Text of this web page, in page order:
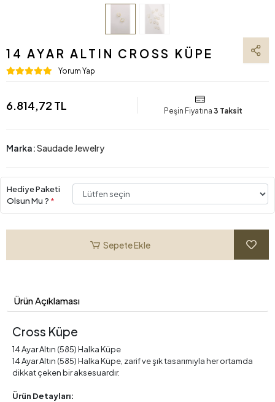
14 AYAR ALTIN CROSS KÜPE
Yorum Yap
6.814,72 TL Peşin Fiyatına 3 Taksit
Marka:Saudade Jewelry
Hediye Paketi
Olsun Mu ? *
Sepete Ekle
Ürün Açıklaması
Cross Küpe
14 Ayar Altın (585) Halka Küpe
14 Ayar Altın (585) Halka Küpe, zarif ve şık tasarımıyla her ortamda
dikkat çeken bir aksesuardır.
Ürün Detayları: